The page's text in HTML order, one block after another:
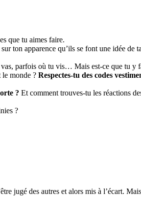
que tu aimes faire.
ton apparence qu’ils se font une idée de
parfois où tu vis… Mais est-ce que tu y
le monde ? Respectes-tu des codes
? Et comment trouves-tu les réactions
?
jugé des autres et alors mis à l’écart.